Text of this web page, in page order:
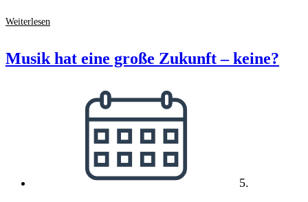
Weiterlesen
Aufruf
respektvollem
Musik hat eine große Zukunft – keine?
veröffentlicht:
5.